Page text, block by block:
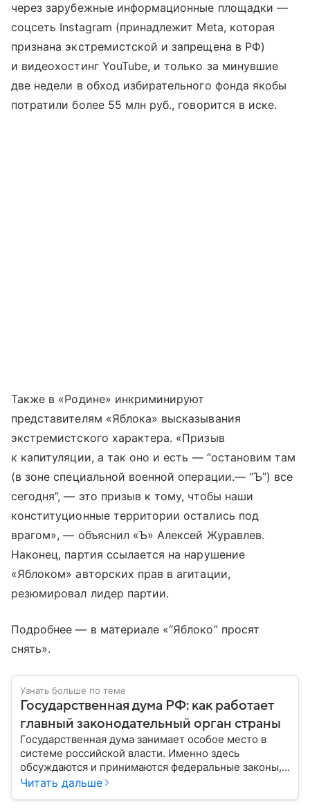
через зарубежные информационные площадки —
соцсеть Instagram (принадлежит Meta, которая
признана экстремистской и запрещена в РФ)
и видеохостинг YouTube, и только за минувшие
две недели в обход избирательного фонда якобы
потратили более 55 млн руб., говорится в иске.
Также в «Родине» инкриминируют
представителям «Яблока» высказывания
экстремистского характера. «Призыв
к капитуляции, а так оно и есть — “остановим там
(в зоне специальной военной операции.— “Ъ”) все
сегодня”, — это призыв к тому, чтобы наши
конституционные территории остались под
врагом», — объяснил «Ъ» Алексей Журавлев.
Наконец, партия ссылается на нарушение
«Яблоком» авторских прав в агитации,
резюмировал лидер партии.
Подробнее — в материале «“Яблоко” просят
снять».
Узнать больше по теме
Государственная дума РФ: как работает
главный законодательный орган страны
Государственная дума занимает особое место в
системе российской власти. Именно здесь
обсуждаются и принимаются федеральные законы,
определяющие развитие государства, экономики и
Читать дальше